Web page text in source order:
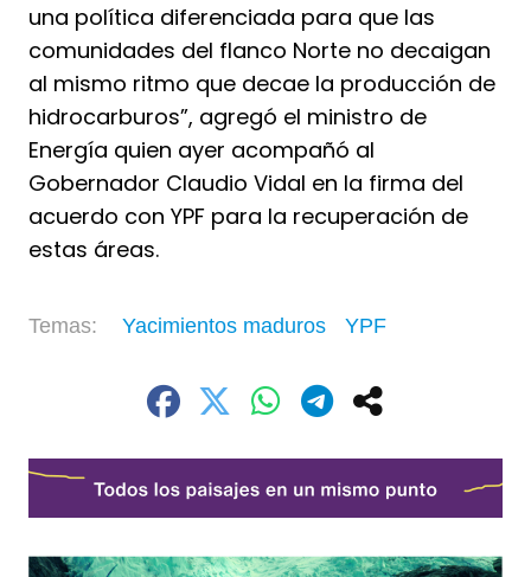
una política diferenciada para que las
comunidades del flanco Norte no decaigan
al mismo ritmo que decae la producción de
hidrocarburos”, agregó el ministro de
Energía quien ayer acompañó al
Gobernador Claudio Vidal en la firma del
acuerdo con YPF para la recuperación de
estas áreas.
Yacimientos maduros YPF